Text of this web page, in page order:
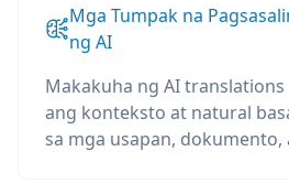
Mga Tumpak na
ng AI
Makakuha ng AI
ang konteksto at natural
sa mga usapan,